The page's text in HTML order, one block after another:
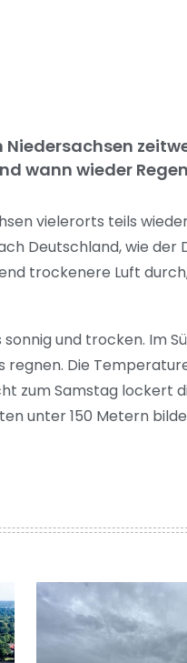
wann wieder
vielerorts teils
Deutschland, wie der
trockenere Luft
und trocken. Im
regnen. Die
zum Samstag lockert
unter 150 Metern